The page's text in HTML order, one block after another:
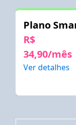
Plano
R$
34,90/mês
Ver detalhes